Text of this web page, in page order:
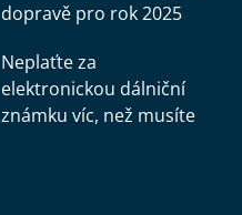
dopravě pro rok 2025
Neplaťte za
elektronickou dálniční
známku víc, než musíte